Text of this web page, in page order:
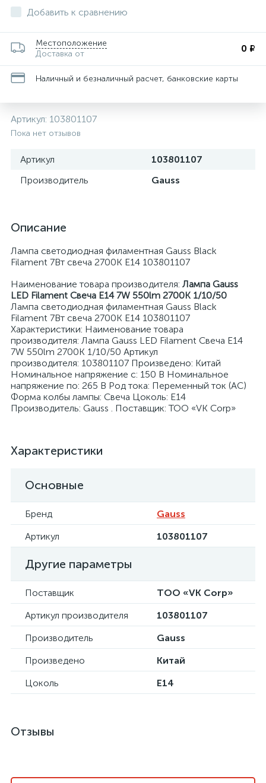
Добавить к сравнению
Местоположение
Доставка от
0 ₽
Наличный и безналичный расчет, банковские карты
Артикул: 103801107
Пока нет отзывов
Артикул
103801107
Производитель
Gauss
Описание
Лампа светодиодная филаментная Gauss Black
Filament 7Вт свеча 2700К E14 103801107
Наименование товара производителя: Лампа Gauss
LED Filament Свеча E14 7W 550lm 2700К 1/10/50
Лампа светодиодная филаментная Gauss Black
Filament 7Вт свеча 2700К E14 103801107
Характеристики: Наименование товара
производителя: Лампа Gauss LED Filament Свеча E14
7W 550lm 2700К 1/10/50 Артикул
производителя: 103801107 Произведено: Китай
Номинальное напряжение с: 150 В Номинальное
напряжение по: 265 В Род тока: Переменный ток (AC)
Форма колбы лампы: Свеча Цоколь: E14
Производитель: Gauss . Поставщик: ТОО «VK Corp»
Характеристики
Основные
Бренд
Gauss
Артикул
103801107
Другие параметры
Поставщик
ТОО «VK Corp»
Артикул производителя
103801107
Производитель
Gauss
Произведено
Китай
Цоколь
E14
Отзывы